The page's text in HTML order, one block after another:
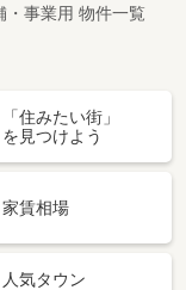
・事業用 物件一覧
「住みたい街」
を見つけよう
家賃相場
人気タウン